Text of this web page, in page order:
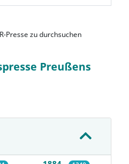
Presse zu durchsuchen
Preußens